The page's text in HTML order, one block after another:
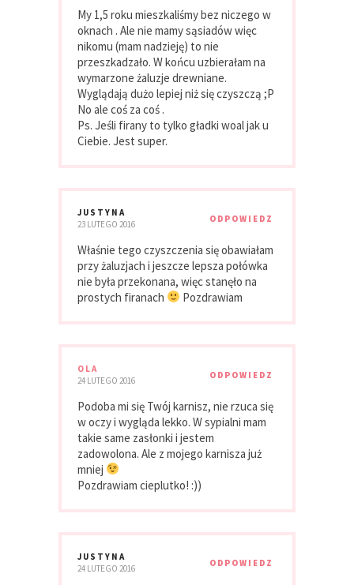
My 1,5 roku mieszkaliśmy bez niczego w
oknach . Ale nie mamy sąsiadów więc
nikomu (mam nadzieję) to nie
przeszkadzało. W końcu uzbierałam na
wymarzone żaluzje drewniane.
Wyglądają dużo lepiej niż się czyszczą ;P
No ale coś za coś .
Ps. Jeśli firany to tylko gładki woal jak u
Ciebie. Jest super.
JUSTYNA
23 LUTEGO 2016
ODPOWIEDZ
Właśnie tego czyszczenia się obawiałam
przy żaluzjach i jeszcze lepsza połówka
nie była przekonana, więc stanęło na
prostych firanach
Pozdrawiam
OLA
24 LUTEGO 2016
ODPOWIEDZ
Podoba mi się Twój karnisz, nie rzuca się
w oczy i wygląda lekko. W sypialni mam
takie same zasłonki i jestem
zadowolona. Ale z mojego karnisza już
mniej
Pozdrawiam cieplutko! :))
JUSTYNA
24 LUTEGO 2016
ODPOWIEDZ